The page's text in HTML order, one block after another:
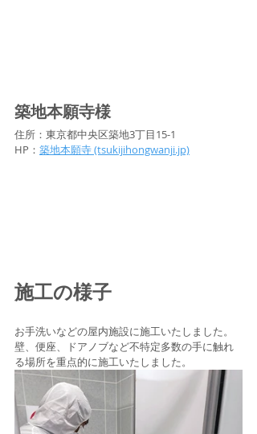
築地本願寺様
住所：東京都中央区築地3丁目15-1
HP： 築地本願寺 (tsukijihongwanji.jp)
施工の様子
お手洗いなどの屋内施設に施工いたしました。
壁、便座、ドアノブなど不特定多数の手に触れ
る場所を重点的に施工いたしました。